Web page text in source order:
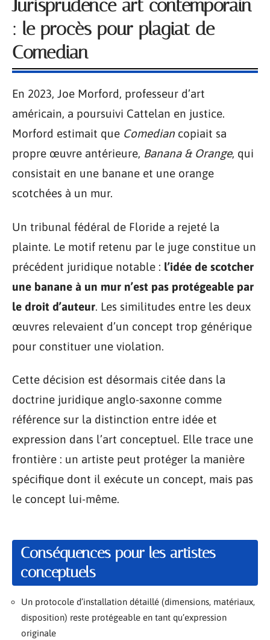
Jurisprudence art contemporain
: le procès pour plagiat de
Comedian
En 2023, Joe Morford, professeur d’art
américain, a poursuivi Cattelan en justice.
Morford estimait que Comedian copiait sa
propre œuvre antérieure, Banana & Orange, qui
consistait en une banane et une orange
scotchées à un mur.
Un tribunal fédéral de Floride a rejeté la
plainte. Le motif retenu par le juge constitue un
précédent juridique notable : l’idée de scotcher
une banane à un mur n’est pas protégeable par
le droit d’auteur. Les similitudes entre les deux
œuvres relevaient d’un concept trop générique
pour constituer une violation.
Cette décision est désormais citée dans la
doctrine juridique anglo-saxonne comme
référence sur la distinction entre idée et
expression dans l’art conceptuel. Elle trace une
frontière : un artiste peut protéger la manière
spécifique dont il exécute un concept, mais pas
le concept lui-même.
Conséquences pour les artistes
conceptuels
Un protocole d’installation détaillé (dimensions, matériaux,
disposition) reste protégeable en tant qu’expression
originale